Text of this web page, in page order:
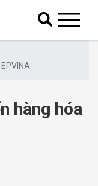
hàng hóa